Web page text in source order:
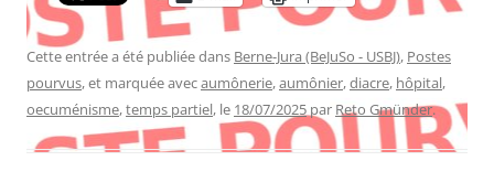
Cette entrée a été publiée dans Berne-Jura (BeJuSo - USBJ), Postes
pourvus, et marquée avecaumônerie,aumônier,diacre, hôpital,
oecuménisme,temps partiel, le 18/07/2025 par Reto Gmünder.